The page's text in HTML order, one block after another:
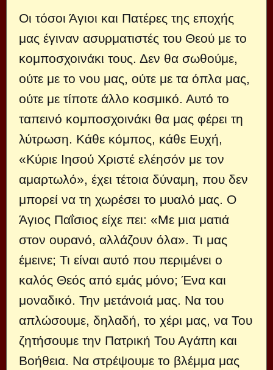
Οι τόσοι Άγιοι και Πατέρες της εποχής
μας έγιναν ασυρματιστές του Θεού με το
κομποσχοινάκι τους. Δεν θα σωθούμε,
ούτε με το νου μας, ούτε με τα όπλα μας,
ούτε με τίποτε άλλο κοσμικό. Αυτό το
ταπεινό κομποσχοινάκι θα μας φέρει τη
λύτρωση. Κάθε κόμπος, κάθε Ευχή,
«Κύριε Ιησού Χριστέ ελέησόν με τον
αμαρτωλό», έχει τέτοια δύναμη, που δεν
μπορεί να τη χωρέσει το μυαλό μας. Ο
Άγιος Παΐσιος είχε πει: «Με μια ματιά
στον ουρανό, αλλάζουν όλα». Τι μας
έμεινε; Τι είναι αυτό που περιμένει ο
καλός Θεός από εμάς μόνο; Ένα και
μοναδικό. Την μετάνοιά μας. Να του
απλώσουμε, δηλαδή, το χέρι μας, να Του
ζητήσουμε την Πατρική Του Αγάπη και
Βοήθεια. Να στρέψουμε το βλέμμα μας